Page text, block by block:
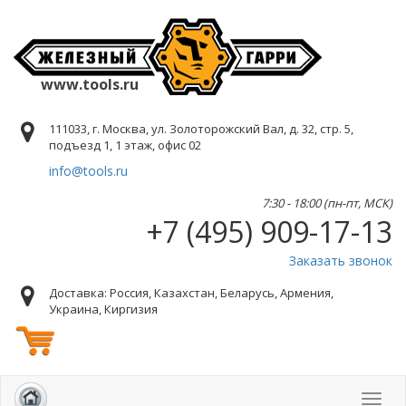
www.tools.ru
111033, г. Москва, ул. Золоторожский Вал, д. 32, стр. 5,
подъезд 1, 1 этаж, офис 02
info@tools.ru
7:30 - 18:00 (пн-пт, МСК)
+7 (495) 909-17-13
Заказать звонок
Доставка: Россия, Казахстан, Беларусь, Армения,
Украина, Киргизия